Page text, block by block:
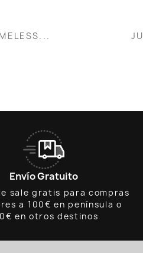
Envío Gratuito
sale gratis para compras
a 100€ en península o
en otros destinos